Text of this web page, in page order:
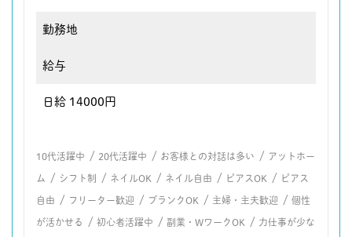
勤務地
給与
日給 14000円
10代活躍中 / 20代活躍中 / お客様との対話は多い / アットホー
ム / シフト制 / ネイルOK / ネイル自由 / ピアスOK / ピアス
自由 / フリーター歓迎 / ブランクOK / 主婦・主夫歓迎 / 個性
が活かせる / 初心者活躍中 / 副業・WワークOK / 力仕事が少な